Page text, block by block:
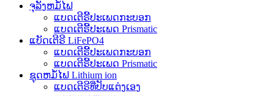
ຈຸລັງຫມໍ້ໄຟ
ແບດເຕີຣີ້ປະເພດກະບອກ
ແບດເຕີຣີ້ປະເພດ Prismatic
ແບັດເຕີຣີ LiFePO4
ແບດເຕີຣີ້ປະເພດກະບອກ
ແບດເຕີຣີ້ປະເພດ Prismatic
ຊຸດຫມໍ້ໄຟ Lithium ion
ແບດເຕີຣີທີ່ປັບແຕ່ງເອງ